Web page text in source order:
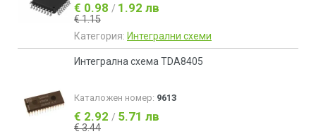
€ 0.98 / 1.92 лв
€ 1.15
Категория: Интегрални схеми
Интегрална схема TDA8405
Каталожен номер: 9613
€ 2.92 / 5.71 лв
€ 3.44